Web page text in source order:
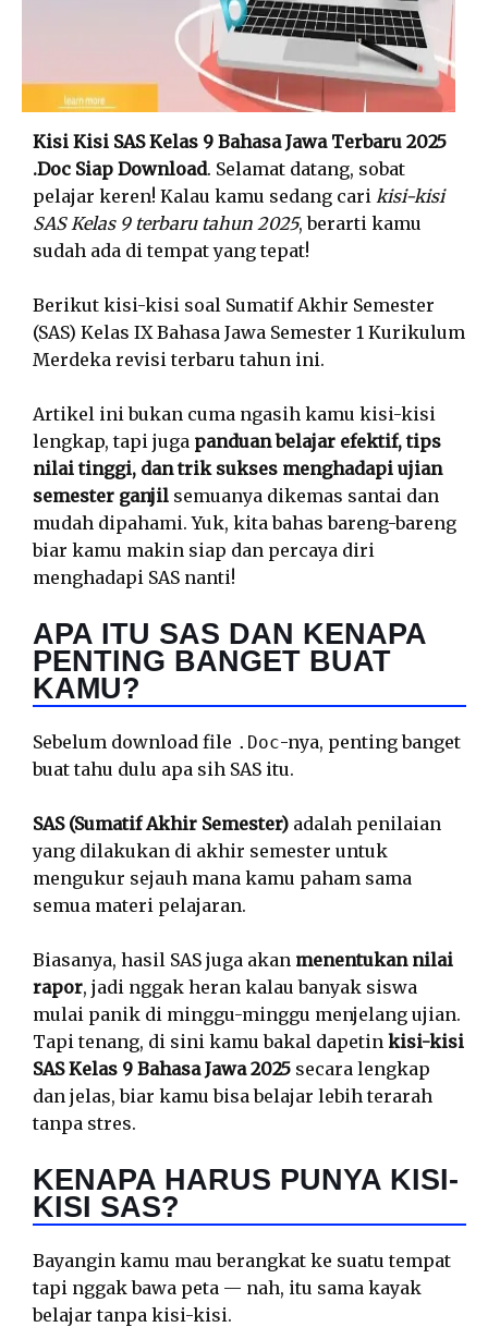
Kisi Kisi SAS Kelas 9 Bahasa Jawa Terbaru 2025
.Doc Siap Download. Selamat datang, sobat
pelajar keren! Kalau kamu sedang cari kisi-kisi
SAS Kelas 9 terbaru tahun 2025, berarti kamu
sudah ada di tempat yang tepat!
Berikut kisi-kisi soal Sumatif Akhir Semester
(SAS) Kelas IX Bahasa Jawa Semester 1 Kurikulum
Merdeka revisi terbaru tahun ini.
Artikel ini bukan cuma ngasih kamu kisi-kisi
lengkap, tapi juga panduan belajar efektif, tips
nilai tinggi, dan trik sukses menghadapi ujian
semester ganjil semuanya dikemas santai dan
mudah dipahami. Yuk, kita bahas bareng-bareng
biar kamu makin siap dan percaya diri
menghadapi SAS nanti!
APA ITU SAS DAN KENAPA
PENTING BANGET BUAT
KAMU?
Sebelum download file .Doc-nya, penting banget
buat tahu dulu apa sih SAS itu.
SAS (Sumatif Akhir Semester) adalah penilaian
yang dilakukan di akhir semester untuk
mengukur sejauh mana kamu paham sama
semua materi pelajaran.
Biasanya, hasil SAS juga akan menentukan nilai
rapor, jadi nggak heran kalau banyak siswa
mulai panik di minggu-minggu menjelang ujian.
Tapi tenang, di sini kamu bakal dapetin kisi-kisi
SAS Kelas 9 Bahasa Jawa 2025 secara lengkap
dan jelas, biar kamu bisa belajar lebih terarah
tanpa stres.
KENAPA HARUS PUNYA KISI-
KISI SAS?
Bayangin kamu mau berangkat ke suatu tempat
tapi nggak bawa peta — nah, itu sama kayak
belajar tanpa kisi-kisi.